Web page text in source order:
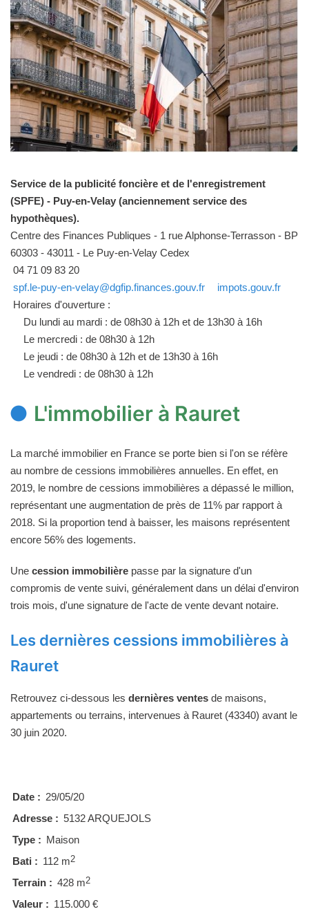
Service de la publicité foncière et de l'enregistrement
(SPFE) - Puy-en-Velay (anciennement service des
hypothèques).
Centre des Finances Publiques - 1 rue Alphonse-Terrasson - BP
60303 - 43011 - Le Puy-en-Velay Cedex
04 71 09 83 20
spf.le-puy-en-velay@dgfip.finances.gouv.fr
impots.gouv.fr
Horaires d'ouverture :
Du lundi au mardi : de 08h30 à 12h et de 13h30 à 16h
Le mercredi : de 08h30 à 12h
Le jeudi : de 08h30 à 12h et de 13h30 à 16h
Le vendredi : de 08h30 à 12h
L'immobilier à Rauret
La marché immobilier en France se porte bien si l'on se réfère
au nombre de cessions immobilières annuelles. En effet, en
2019, le nombre de cessions immobilières a dépassé le million,
représentant une augmentation de près de 11% par rapport à
2018. Si la proportion tend à baisser, les maisons représentent
encore 56% des logements.
Une cession immobilière passe par la signature d'un
compromis de vente suivi, généralement dans un délai d'environ
trois mois, d'une signature de l'acte de vente devant notaire.
Les dernières cessions immobilières à
Rauret
Retrouvez ci-dessous les dernières ventes de maisons,
appartements ou terrains, intervenues à Rauret (43340) avant le
30 juin 2020.
Date : 29/05/20
Adresse : 5132 ARQUEJOLS
Type : Maison
Bati : 112 m2
Terrain : 428 m2
Valeur : 115.000 €